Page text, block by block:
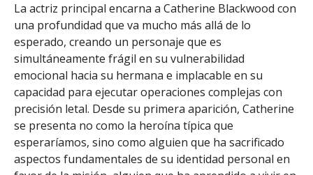
La actriz principal encarna a Catherine Blackwood con
una profundidad que va mucho más allá de lo
esperado, creando un personaje que es
simultáneamente frágil en su vulnerabilidad
emocional hacia su hermana e implacable en su
capacidad para ejecutar operaciones complejas con
precisión letal. Desde su primera aparición, Catherine
se presenta no como la heroína típica que
esperaríamos, sino como alguien que ha sacrificado
aspectos fundamentales de su identidad personal en